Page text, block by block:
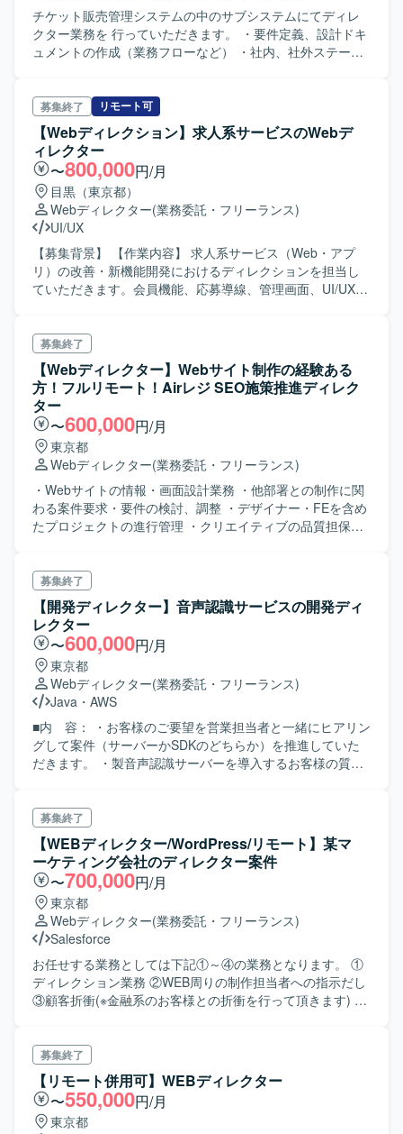
チケット販売管理システムの中のサブシステムにてディレ
クター業務を 行っていただきます。 ・要件定義、設計ドキ
ュメントの作成（業務フローなど） ・社内、社外ステーク
管理
募集終了 リモート可
【Webディレクション】求人系サービスのWebデ
ィレクター
〜800,000円/月
目黒（東京都）
Webディレクター(業務委託・フリーランス)
UI/UX
【募集背景】 【作業内容】 求人系サービス（Web・アプ
リ）の改善・新機能開発におけるディレクションを担当し
ていただきます。会員機能、応募導線、管理画面、UI/UX改
与できるので、スキルを磨く機会が多くあります。
募集終了
【Webディレクター】Webサイト制作の経験ある
方！フルリモート！Airレジ SEO施策推進ディレク
ター
〜600,000円/月
東京都
Webディレクター(業務委託・フリーランス)
・Webサイトの情報・画面設計業務 ・他部署との制作に関
わる案件要求・要件の検討、調整 ・デザイナー・FEを含め
たプロジェクトの進行管理 ・クリエイティブの品質担保や
募集終了
【開発ディレクター】音声認識サービスの開発ディ
レクター
〜600,000円/月
東京都
Webディレクター(業務委託・フリーランス)
Java ・ AWS
■内 容： ・お客様のご要望を営業担当者と一緒にヒアリン
グして案件（サーバーかSDKのどちらか）を推進していた
だきます。 ・製音声認識サーバーを導入するお客様の質問
対する回答にご対応いただきます。 Windows、Linux、
iOS、AndroidなどのOSやITの知識は必要となりますが、 プ
ログラミングなどの開発は行いません。 お客様からの問い
合わせについては各OS担当の開発者と協力して対応してい
きます。 C#やJava、PHPなどの知識があると業務に役立ち
ます。
募集終了
【WEBディレクター/WordPress/リモート】某マ
ーケティング会社のディレクター案件
〜700,000円/月
東京都
Webディレクター(業務委託・フリーランス)
Salesforce
お任せする業務としては下記①～④の業務となります。 ①
ディレクション業務 ②WEB周りの制作担当者への指示だし
③顧客折衝(※金融系のお客様との折衝を行って頂きます) ④
募集終了
【リモート併用可】WEBディレクター
〜550,000円/月
東京都